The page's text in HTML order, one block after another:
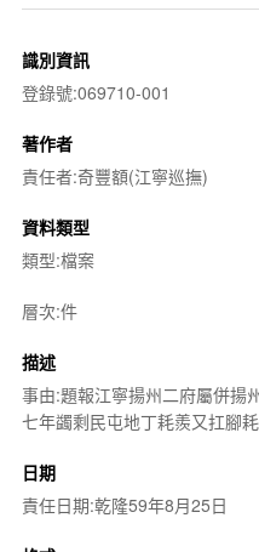
識別資訊
登錄號:069710-001
著作者
責任者:奇豐額(江寧巡撫)
資料類型
類型:檔案
層次:件
描述
事由:題報江寧揚州二府屬併揚
七年蠲剩民屯地丁耗羨又扛腳
日期
責任日期:乾隆59年8月25日